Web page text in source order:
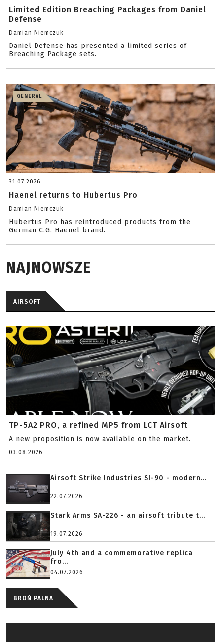
Limited Edition Breaching Packages from Daniel
Defense
Damian Niemczuk
Daniel Defense has presented a limited series of
Breaching Package sets.
GENERAL
31.07.2026
Haenel returns to Hubertus Pro
Damian Niemczuk
Hubertus Pro has reintroduced products from the
German C.G. Haenel brand.
NAJNOWSZE
AIRSOFT
TP-5A2 PRO, a refined MP5 from LCT Airsoft
A new proposition is now available on the market.
03.08.2026
Airsoft Strike Industries SI-90 - modern...
22.07.2026
Stark Arms SA-226 - an airsoft tribute t...
19.07.2026
July 4th and a commemorative replica
fro...
04.07.2026
BROŃ PALNA